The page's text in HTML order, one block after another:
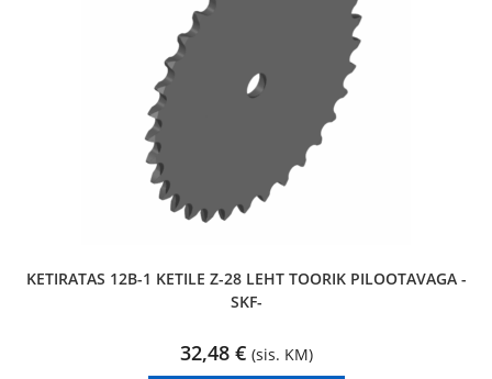
KETIRATAS 12B-1 KETILE Z-28 LEHT TOORIK PILOOTAVAGA -
SKF-
32,48 € (sis. KM)